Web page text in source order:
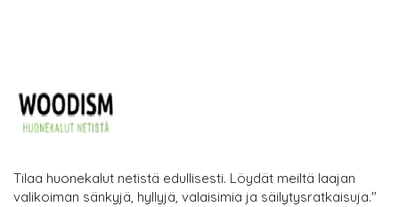
Tilaa huonekalut netistä edullisesti. Löydät meiltä laajan
valikoiman sänkyjä, hyllyjä, valaisimia ja säilytysratkaisuja."